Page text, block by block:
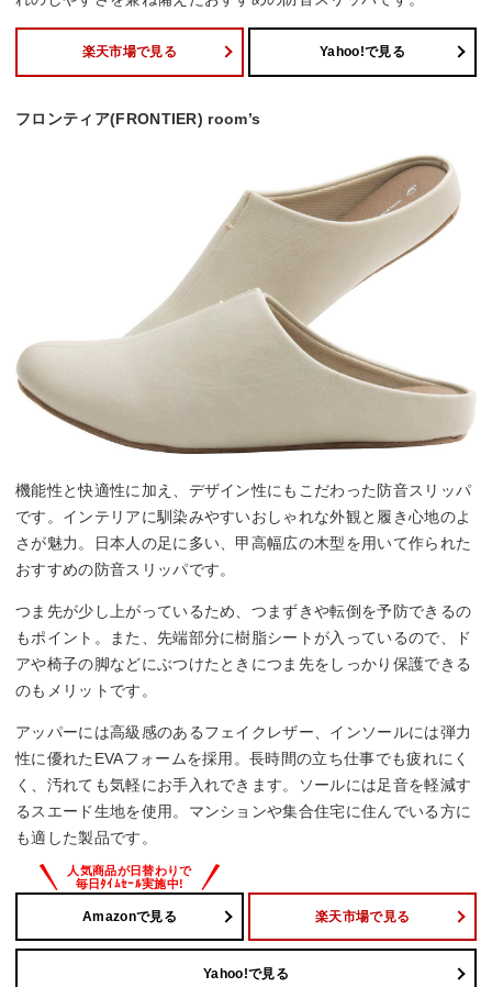
楽天市場で見る Yahoo!で見る
フロンティア(FRONTIER) room’s
機能性と快適性に加え、デザイン性にもこだわった防音スリッパ
です。インテリアに馴染みやすいおしゃれな外観と履き心地のよ
さが魅力。日本人の足に多い、甲高幅広の木型を用いて作られた
おすすめの防音スリッパです。
つま先が少し上がっているため、つまずきや転倒を予防できるの
もポイント。また、先端部分に樹脂シートが入っているので、ド
アや椅子の脚などにぶつけたときにつま先をしっかり保護できる
のもメリットです。
アッパーには高級感のあるフェイクレザー、インソールには弾力
性に優れたEVAフォームを採用。長時間の立ち仕事でも疲れにく
く、汚れても気軽にお手入れできます。ソールには足音を軽減す
るスエード生地を使用。マンションや集合住宅に住んでいる方に
も適した製品です。
Amazonで見る 楽天市場で見る
Yahoo!で見る